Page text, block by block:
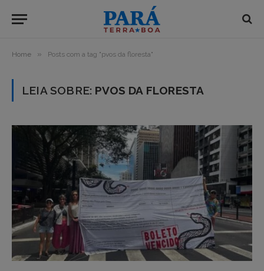
Home » Posts com a tag "pvos da floresta"
LEIA SOBRE: PVOS DA FLORESTA